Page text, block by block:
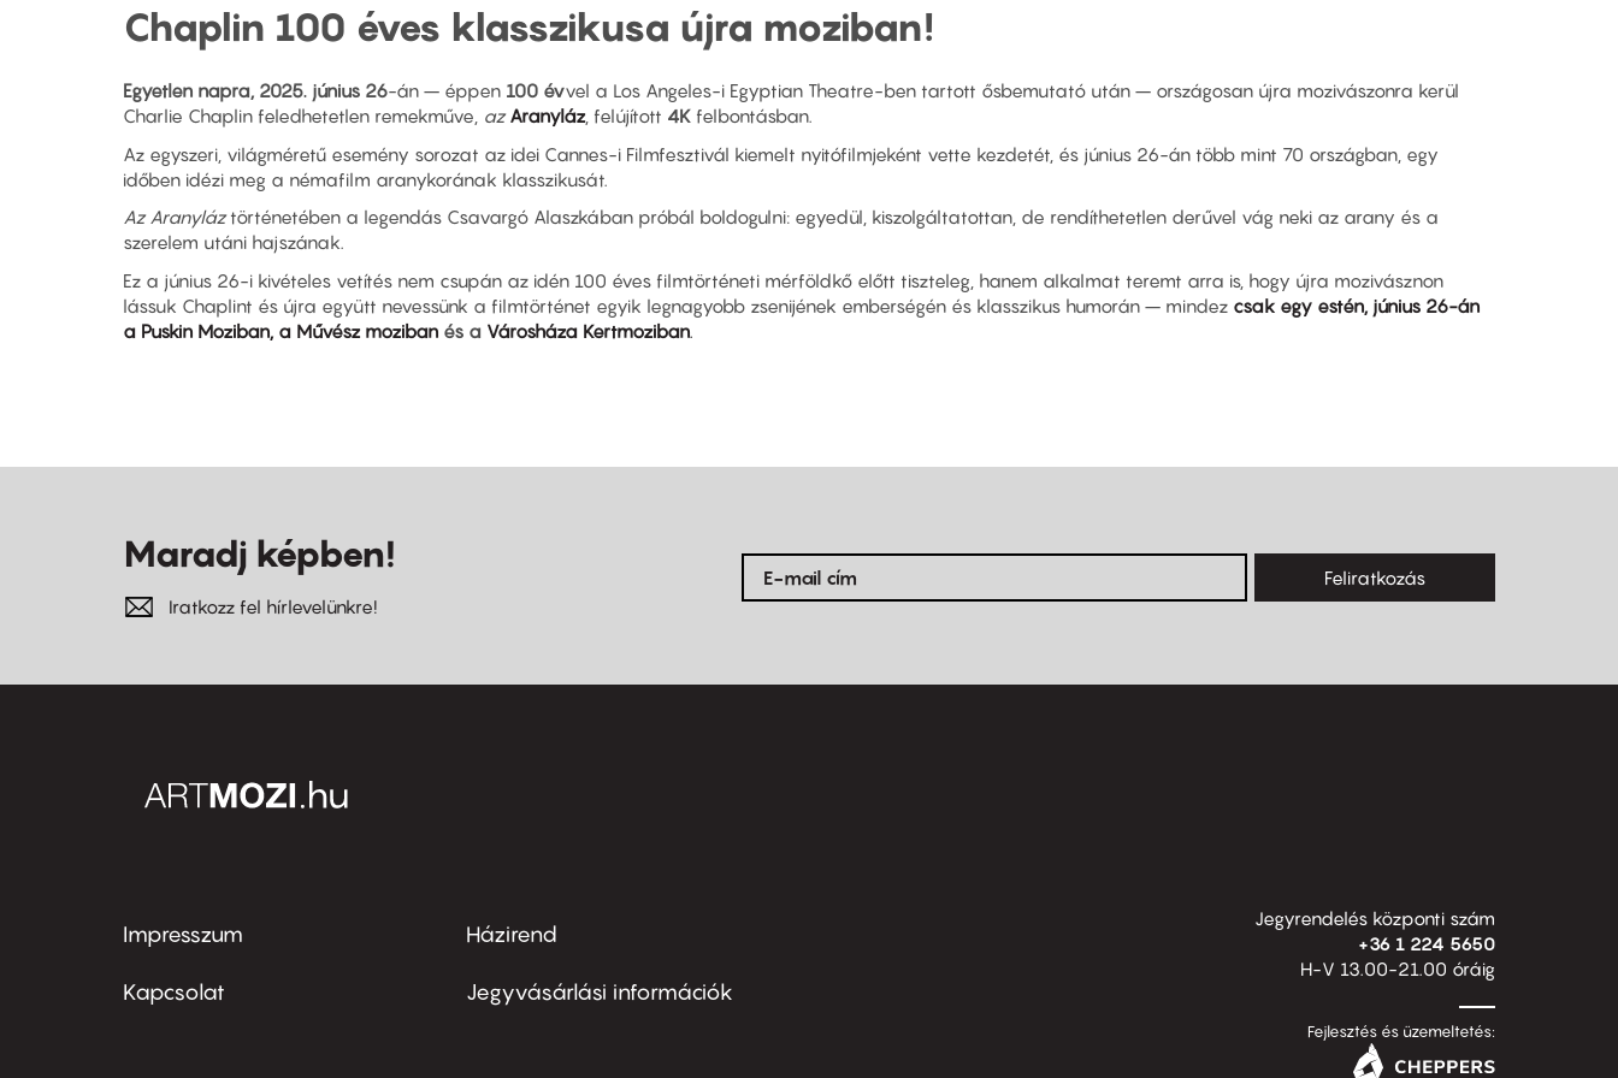
Chaplin 100 éves klasszikusa újra moziban!
Egyetlen napra, 2025. június 26-án – éppen 100 évvel a Los Angeles-i Egyptian Theatre-ben tartott ősbemutató után – országosan újra mozivászonra kerül
Charlie Chaplin feledhetetlen remekműve, azAranyláz , felújított 4K felbontásban.
Az egyszeri, világméretű esemény sorozat az idei Cannes-i Filmfesztivál kiemelt nyitófilmjeként vette kezdetét, és június 26-án több mint 70 országban, egy
időben idézi meg a némafilm aranykorának klasszikusát.
Az Aranyláztörténetében a legendás Csavargó Alaszkában próbál boldogulni: egyedül, kiszolgáltatottan, de rendíthetetlen derűvel vág neki az arany és a
szerelem utáni hajszának.
Ez a június 26-i kivételes vetítés nem csupán az idén 100 éves filmtörténeti mérföldkő előtt tiszteleg, hanem alkalmat teremt arra is, hogy újra mozivásznon
lássuk Chaplint és újra együtt nevessünk a filmtörténet egyik legnagyobb zsenijének emberségén és klasszikus humorán – mindez csak egy estén, június 26-án
a Puskin Moziban, a Művész moziban és a Városháza Kertmoziban
Maradj képben!
Iratkozz fel hírlevelünkre!
Feliratkozás
Footer
menu
Impresszum
Kapcsolat
Footer
menu
Házirend
Jegyvásárlási információk
Jegyrendelés központi szám
+36 1 224 5650
H-V 13.00-21.00 óráig
Fejlesztés és üzemeltetés: